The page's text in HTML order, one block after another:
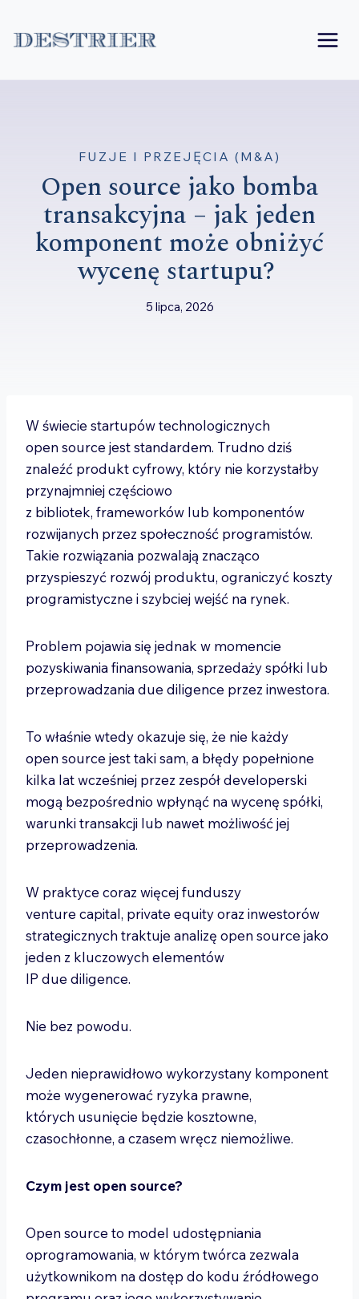
do
FUZJE I PRZEJĘCIA (M&A)
Open source jako bomba
transakcyjna – jak jeden
komponent może obniżyć
wycenę startupu?
5 lipca, 2026
W świecie startupów technologicznych
open source jest standardem. Trudno dziś
znaleźć produkt cyfrowy, który nie korzystałby
przynajmniej częściowo
z bibliotek, frameworków lub komponentów
rozwijanych przez społeczność programistów.
Takie rozwiązania pozwalają znacząco
przyspieszyć rozwój produktu, ograniczyć koszty
programistyczne i szybciej wejść na rynek.
Problem pojawia się jednak w momencie
pozyskiwania finansowania, sprzedaży spółki lub
przeprowadzania due diligence przez inwestora.
To właśnie wtedy okazuje się, że nie każdy
open source jest taki sam, a błędy popełnione
kilka lat wcześniej przez zespół developerski
mogą bezpośrednio wpłynąć na wycenę spółki,
warunki transakcji lub nawet możliwość jej
przeprowadzenia.
W praktyce coraz więcej funduszy
venture capital, private equity oraz inwestorów
strategicznych traktuje analizę open source jako
jeden z kluczowych elementów
IP due diligence.
Nie bez powodu.
Jeden nieprawidłowo wykorzystany komponent
może wygenerować ryzyka prawne,
których usunięcie będzie kosztowne,
czasochłonne, a czasem wręcz niemożliwe.
Czym jest open source?
Open source to model udostępniania
oprogramowania, w którym twórca zezwala
użytkownikom na dostęp do kodu źródłowego